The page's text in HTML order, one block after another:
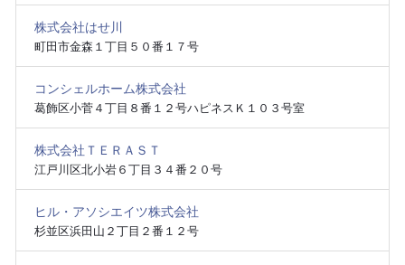
株式会社はせ川
町田市金森１丁目５０番１７号
コンシェルホーム株式会社
葛飾区小菅４丁目８番１２号ハピネスＫ１０３号室
株式会社ＴＥＲＡＳＴ
江戸川区北小岩６丁目３４番２０号
ヒル・アソシエイツ株式会社
杉並区浜田山２丁目２番１２号